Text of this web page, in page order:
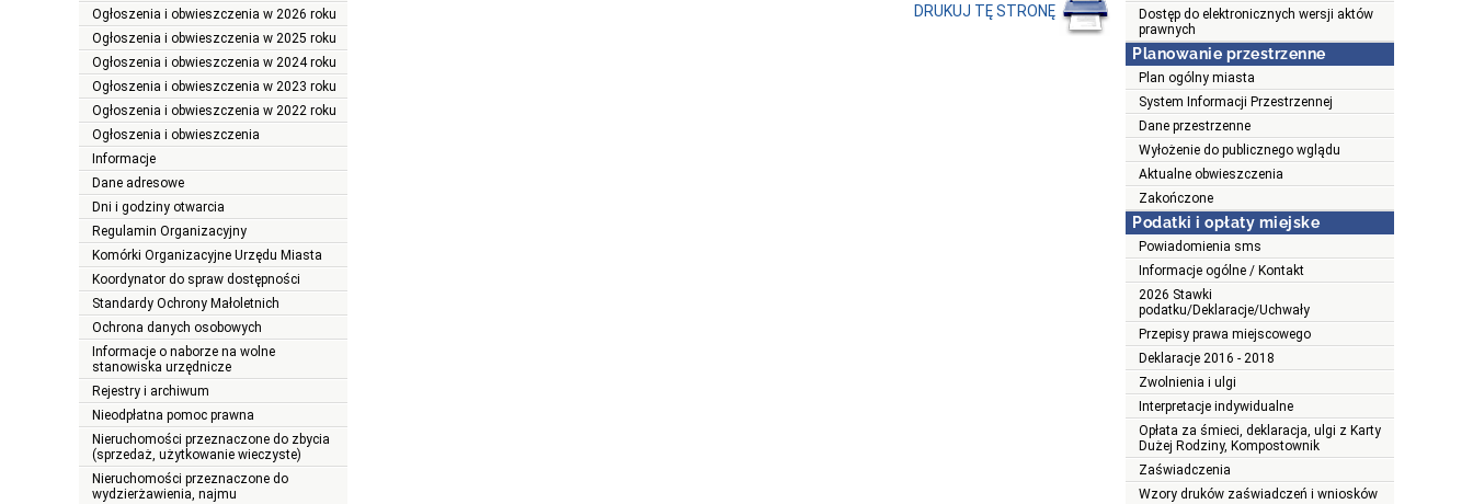
Ogłoszenia i obwieszczenia w 2026 roku
Ogłoszenia i obwieszczenia w 2025 roku
Ogłoszenia i obwieszczenia w 2024 roku
Ogłoszenia i obwieszczenia w 2023 roku
Ogłoszenia i obwieszczenia w 2022 roku
Ogłoszenia i obwieszczenia
Informacje
Dane adresowe
Dni i godziny otwarcia
Regulamin Organizacyjny
Komórki Organizacyjne Urzędu Miasta
Koordynator do spraw dostępności
Standardy Ochrony Małoletnich
Ochrona danych osobowych
Informacje o naborze na wolne
stanowiska urzędnicze
Rejestry i archiwum
Nieodpłatna pomoc prawna
Nieruchomości przeznaczone do zbycia
(sprzedaż, użytkowanie wieczyste)
Nieruchomości przeznaczone do
wydzierżawienia, najmu
DRUKUJ TĘ STRONĘ
Dostęp do elektronicznych wersji aktów
prawnych
Planowanie przestrzenne
Plan ogólny miasta
System Informacji Przestrzennej
Dane przestrzenne
Wyłożenie do publicznego wglądu
Aktualne obwieszczenia
Zakończone
Podatki i opłaty miejske
Powiadomienia sms
Informacje ogólne / Kontakt
2026 Stawki
podatku/Deklaracje/Uchwały
Przepisy prawa miejscowego
Deklaracje 2016 - 2018
Zwolnienia i ulgi
Interpretacje indywidualne
Opłata za śmieci, deklaracja, ulgi z Karty
Dużej Rodziny, Kompostownik
Zaświadczenia
Wzory druków zaświadczeń i wniosków